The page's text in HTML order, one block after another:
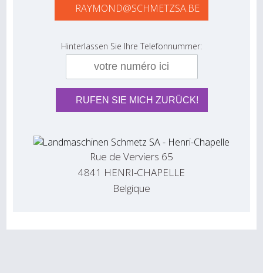
RAYMOND@SCHMETZSA.BE
Hinterlassen Sie Ihre Telefonnummer:
Rue de Verviers 65
4841 HENRI-CHAPELLE
Belgique